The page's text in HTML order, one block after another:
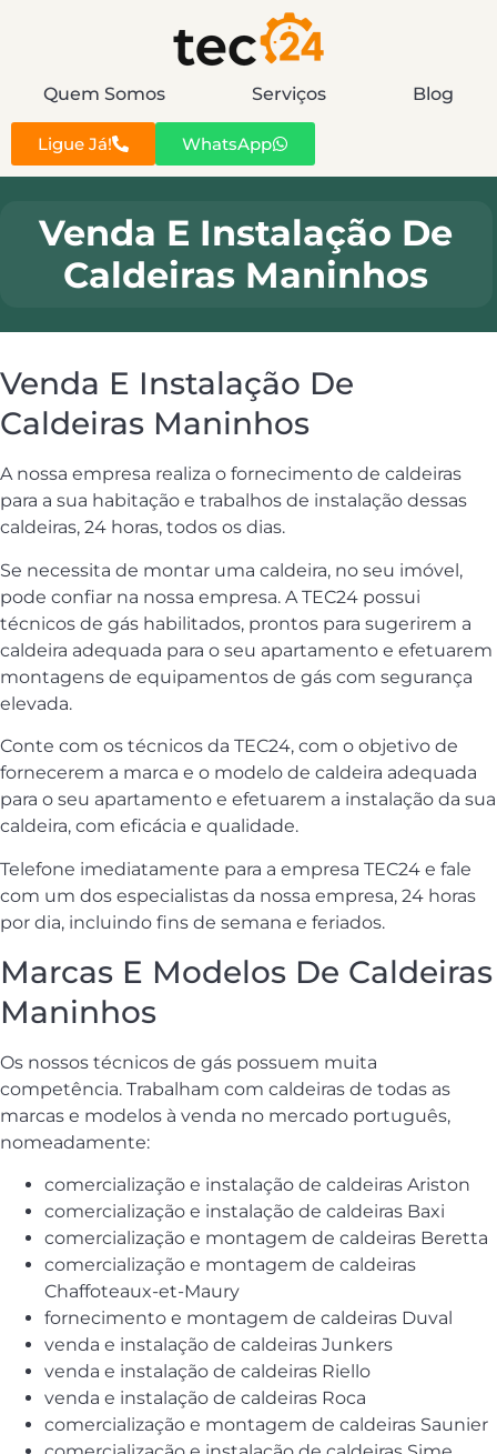
Quem Somos Serviços Blog
Ligue Já! WhatsApp
Venda E Instalação De
Caldeiras Maninhos
Venda E Instalação De
Caldeiras Maninhos
A nossa empresa realiza o fornecimento de caldeiras
para a sua habitação e trabalhos de instalação dessas
caldeiras, 24 horas, todos os dias.
Se necessita de montar uma caldeira, no seu imóvel,
pode confiar na nossa empresa. A TEC24 possui
técnicos de gás habilitados, prontos para sugerirem a
caldeira adequada para o seu apartamento e efetuarem
montagens de equipamentos de gás com segurança
elevada.
Conte com os técnicos da TEC24, com o objetivo de
fornecerem a marca e o modelo de caldeira adequada
para o seu apartamento e efetuarem a instalação da sua
caldeira, com eficácia e qualidade.
Telefone imediatamente para a empresa TEC24 e fale
com um dos especialistas da nossa empresa, 24 horas
por dia, incluindo fins de semana e feriados.
Marcas E Modelos De Caldeiras
Maninhos
Os nossos técnicos de gás possuem muita
competência. Trabalham com caldeiras de todas as
marcas e modelos à venda no mercado português,
nomeadamente:
comercialização e instalação de caldeiras Ariston
comercialização e instalação de caldeiras Baxi
comercialização e montagem de caldeiras Beretta
comercialização e montagem de caldeiras
Chaffoteaux-et-Maury
fornecimento e montagem de caldeiras Duval
venda e instalação de caldeiras Junkers
venda e instalação de caldeiras Riello
venda e instalação de caldeiras Roca
comercialização e montagem de caldeiras Saunier